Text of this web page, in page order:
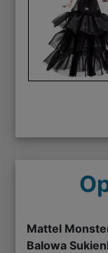
Mattel
Balowa